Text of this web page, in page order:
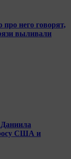
него говорят,
выливали
США и